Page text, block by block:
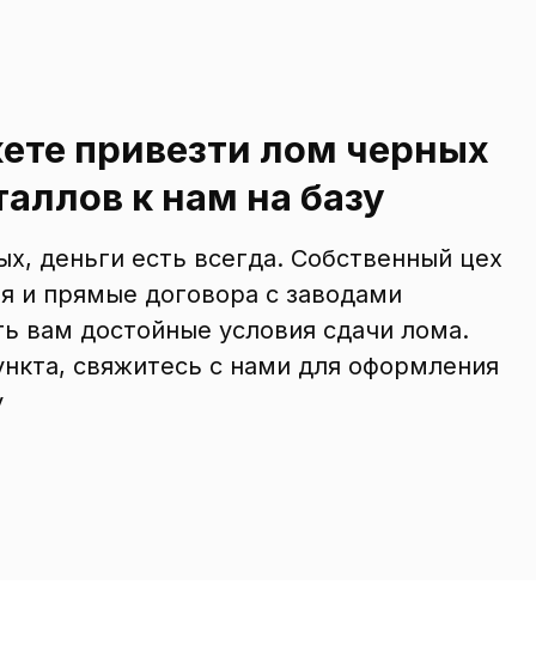
привезти лом черных
к нам на базу
деньги есть всегда. Собственный цех
и прямые договора с заводами
вам достойные условия сдачи лома.
свяжитесь с нами для оформления